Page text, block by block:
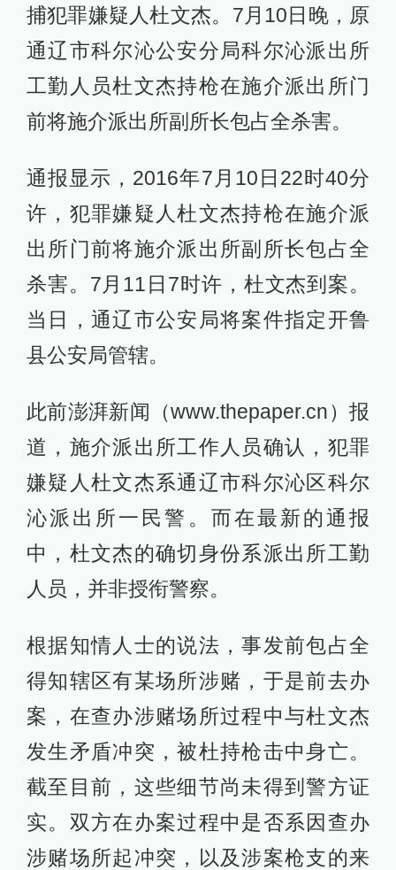
捕犯罪嫌疑人杜文杰。7月10日晚，原
通辽市科尔沁公安分局科尔沁派出所
工勤人员杜文杰持枪在施介派出所门
前将施介派出所副所长包占全杀害。
通报显示，2016年7月10日22时40分
许，犯罪嫌疑人杜文杰持枪在施介派
出所门前将施介派出所副所长包占全
杀害。7月11日7时许，杜文杰到案。
当日，通辽市公安局将案件指定开鲁
县公安局管辖。
此前澎湃新闻（www.thepaper.cn）报
道，施介派出所工作人员确认，犯罪
嫌疑人杜文杰系通辽市科尔沁区科尔
沁派出所一民警。而在最新的通报
中，杜文杰的确切身份系派出所工勤
人员，并非授衔警察。
根据知情人士的说法，事发前包占全
得知辖区有某场所涉赌，于是前去办
案，在查办涉赌场所过程中与杜文杰
发生矛盾冲突，被杜持枪击中身亡。
截至目前，这些细节尚未得到警方证
实。双方在办案过程中是否系因查办
涉赌场所起冲突，以及涉案枪支的来